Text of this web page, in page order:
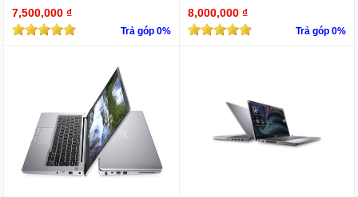
Xe Graphics/Win11Pro)
7,500,000 ₫
Trả góp 0%
s Xe Graphics/Win11Pro)
8,000,000 ₫
Trả góp 0%